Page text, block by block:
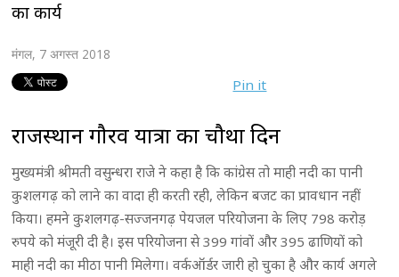
का कार्य
मंगल, 7 अगस्त 2018
Pin it
राजस्थान गौरव यात्रा का चौथा दिन
मुख्यमंत्री श्रीमती वसुन्धरा राजे ने कहा है कि कांग्रेस तो माही नदी का पानी
कुशलगढ़ को लाने का वादा ही करती रही, लेकिन बजट का प्रावधान नहीं
किया। हमने कुशलगढ़-सज्जनगढ़ पेयजल परियोजना के लिए 798 करोड़
रुपये को मंजूरी दी है। इस परियोजना से 399 गांवों और 395 ढाणियों को
माही नदी का मीठा पानी मिलेगा। वर्कऑर्डर जारी हो चुका है और कार्य अगले